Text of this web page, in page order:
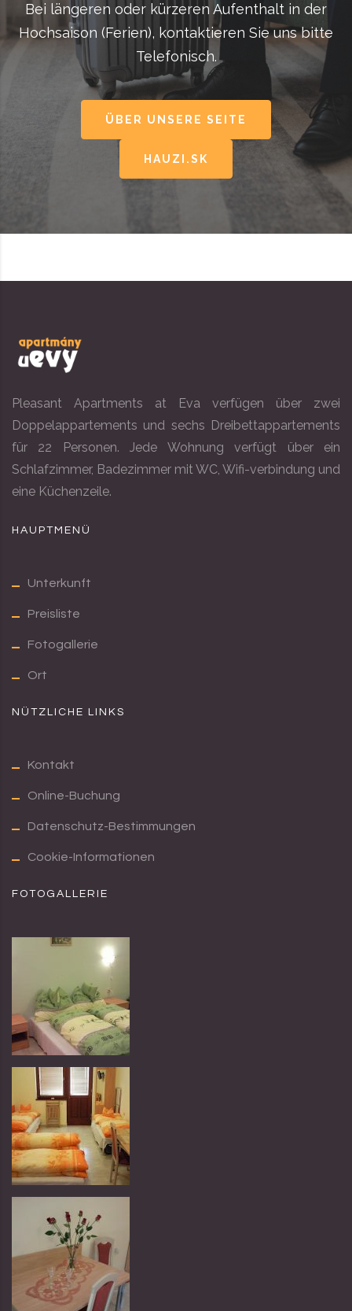
Bei längeren oder kürzeren Aufenthalt in der
Hochsaison (Ferien), kontaktieren Sie uns bitte
Telefonisch.
ÜBER UNSERE SEITE
HAUZI.SK
Pleasant Apartments at Eva verfügen über zwei
Doppelappartements und sechs Dreibettappartements
für 22 Personen. Jede Wohnung verfügt über ein
Schlafzimmer, Badezimmer mit WC, Wifi-verbindung und
eine Küchenzeile.
HAUPTMENÜ
Unterkunft
Preisliste
Fotogallerie
Ort
NÜTZLICHE LINKS
Kontakt
Online-Buchung
Datenschutz-Bestimmungen
Cookie-Informationen
FOTOGALLERIE